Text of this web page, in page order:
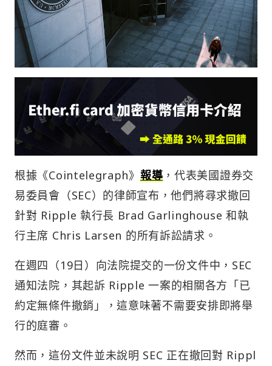
根據《Cointelegraph》 報導 ，代表美國證券交
易委員會（SEC）的律師宣布，他們將尋求撤回
針對 Ripple 執行長 Brad Garlinghouse 和執
行主席 Chris Larsen 的所有訴訟請求。
在週四（19日）向法院提交的一份文件中，SEC
通知法院，其起訴 Ripple 一案的相關各方「已
約定無條件撤銷」，這意味著不需要安排即將舉
行的庭審。
然而，這份文件並未說明 SEC 正在撤回對 Rippl